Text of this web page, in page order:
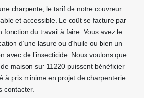
charpente, le tarif de notre couvreur
et accessible. Le coût se facture par
fonction du travail à faire. Vous avez le
d’une lasure ou d’huile ou bien un
avec de l’insecticide. Nous voulons que
maison sur 11220 puissent bénéficier
à prix minime en projet de charpenterie.
contacter.